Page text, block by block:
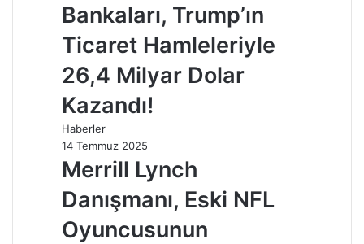
Bankaları, Trump’ın
Ticaret Hamleleriyle
26,4 Milyar Dolar
Kazandı!
Haberler
14 Temmuz 2025
Merrill Lynch
Danışmanı, Eski NFL
Oyuncusunun